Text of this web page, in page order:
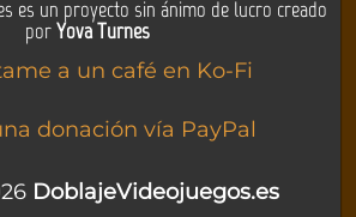
es un proyecto sin ánimo de lucro creado
porYova Turnes
a un café en Ko-Fi
donación vía PayPal
DoblajeVideojuegos.es